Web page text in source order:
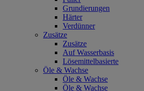
Grundierungen
Härter
Verdünner
Zusätze
Zusätze
Auf Wasserbasis
Lösemittelbasierte
Öle & Wachse
Öle & Wachse
Öle & Wachse